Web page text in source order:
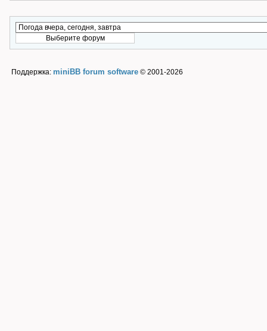
Поддержка: miniBB forum software © 2001-2026